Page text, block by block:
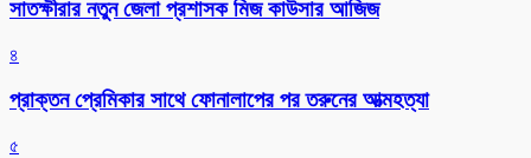
সাতক্ষীরার নতুন জেলা প্রশাসক মিজ কাউসার আজিজ
৪
প্রাক্তন প্রেমিকার সাথে ফোনালাপের পর তরুনের আত্মহত্যা
৫